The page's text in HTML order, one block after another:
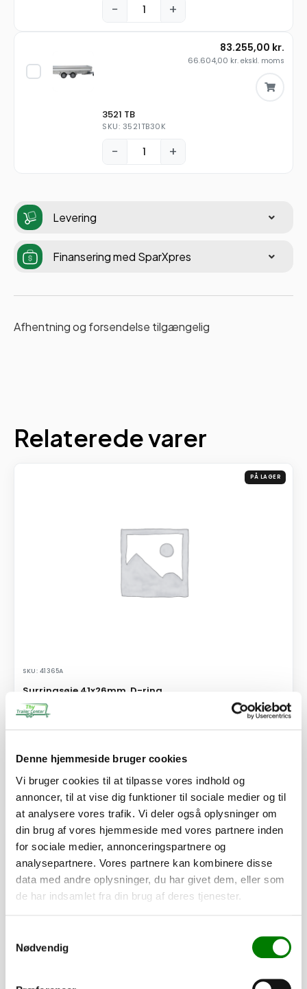
Denne hjemmeside bruger cookies
Vi bruger cookies til at tilpasse vores indhold og
annoncer, til at vise dig funktioner til sociale medier og til
at analysere vores trafik. Vi deler også oplysninger om
din brug af vores hjemmeside med vores partnere inden
for sociale medier, annonceringspartnere og
analysepartnere. Vores partnere kan kombinere disse
data med andre oplysninger, du har givet dem, eller som
de har indsamlet fra din brug af deres tjenester.
Nødvendig
− +
3521 TB
SKU: 3521TB30K
− +
83.255,00 kr.
66.604,00 kr. ekskl. moms
Levering
Finansering med SparXpres
Afhentning og forsendelse tilgængelig
Relaterede varer
PÅ LAGER
SKU: 41365A
Surringsøje 41x26mm, D-ring
8,50kr.
6,80kr.ekskl. moms
Afhentning og forsendelse
Se detaljer